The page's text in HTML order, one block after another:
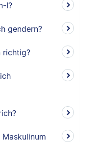
I?
gendern?
richtig?